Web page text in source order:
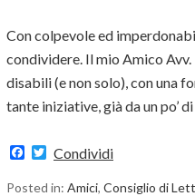
Con colpevole ed
condividere. Il mio Amico
disabili (e non solo), con una
tante iniziative, già da un po’
Facebook
Twitter
Condividi
Posted in: Amici, Consiglio di